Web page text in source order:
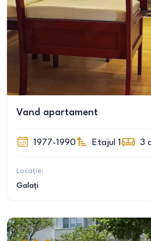
Vand apartament
1977-1990 Etajul 1 3
Locație:
Galați